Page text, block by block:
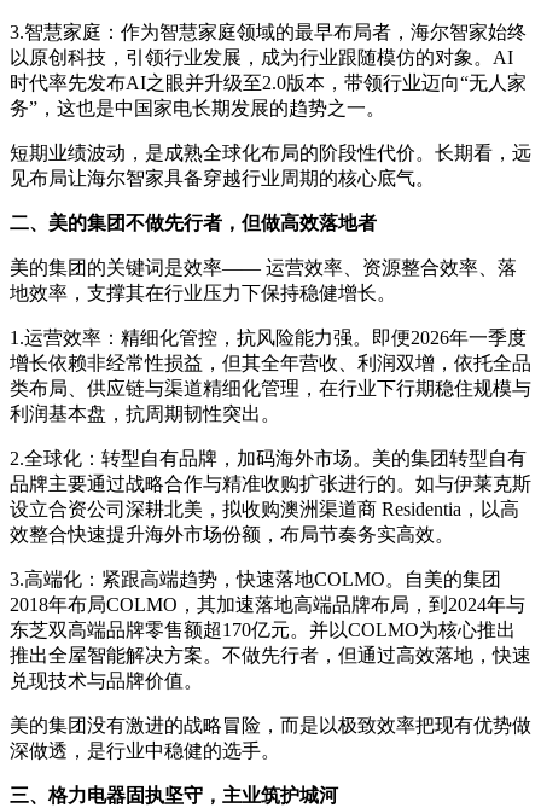
3.智慧家庭：作为智慧家庭领域的最早布局者，海尔智家始终
以原创科技，引领行业发展，成为行业跟随模仿的对象。AI
时代率先发布AI之眼并升级至2.0版本，带领行业迈向“无人家
务”，这也是中国家电长期发展的趋势之一。
短期业绩波动，是成熟全球化布局的阶段性代价。长期看，远
见布局让海尔智家具备穿越行业周期的核心底气。
二、美的集团不做先行者，但做高效落地者
美的集团的关键词是效率—— 运营效率、资源整合效率、落
地效率，支撑其在行业压力下保持稳健增长。
1.运营效率：精细化管控，抗风险能力强。即便2026年一季度
增长依赖非经常性损益，但其全年营收、利润双增，依托全品
类布局、供应链与渠道精细化管理，在行业下行期稳住规模与
利润基本盘，抗周期韧性突出。
2.全球化：转型自有品牌，加码海外市场。美的集团转型自有
品牌主要通过战略合作与精准收购扩张进行的。如与伊莱克斯
设立合资公司深耕北美，拟收购澳洲渠道商 Residentia，以高
效整合快速提升海外市场份额，布局节奏务实高效。
3.高端化：紧跟高端趋势，快速落地COLMO。自美的集团
2018年布局COLMO，其加速落地高端品牌布局，到2024年与
东芝双高端品牌零售额超170亿元。并以COLMO为核心推出
推出全屋智能解决方案。不做先行者，但通过高效落地，快速
兑现技术与品牌价值。
美的集团没有激进的战略冒险，而是以极致效率把现有优势做
深做透，是行业中稳健的选手。
三、格力电器固执坚守，主业筑护城河